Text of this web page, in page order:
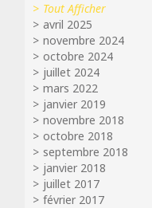
Tout Afficher
avril 2025
novembre 2024
octobre 2024
juillet 2024
mars 2022
janvier 2019
novembre 2018
octobre 2018
septembre 2018
janvier 2018
juillet 2017
février 2017